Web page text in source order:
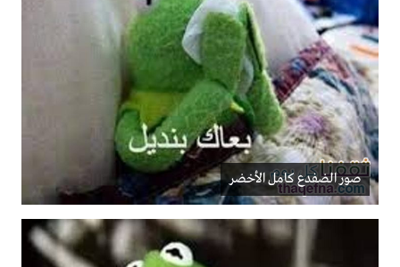
صور الضفدع كامل الأخضر